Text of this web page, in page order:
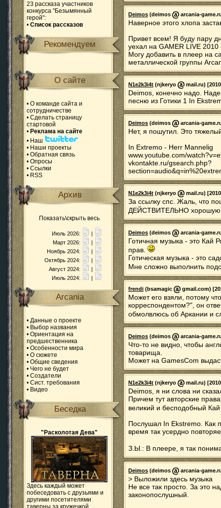
23 рассказа участников
конкурса "Безымянный
герой":
• Список рассказов
Рекомендуем
О сайте
• О команде сайта и
сотрудничестве
• Сделать страницу
стартовой
• Реклама на сайте
• Наш
• Наши проекты
• Обратная связь
• Опросы
• Ссылки
• RSS
Архив
Показать\скрыть весь
Июль 2026:
|
Март 2026:
|
Ноябрь 2024:
|
Октябрь 2024:
|
Август 2024:
|
Июль 2024:
|
Arcania
• Данные о проекте
• Выбор названия
• Ориентация на
предшественника
• Особенности мира
• О сюжете
• Общие сведения
• Чего не будет
• Создатели
• Сист. требования
• Видео
Беседка
"Расколотая Дева"
Здесь каждый может
побеседовать с друзьями и
другими посетителями
таверны за кружечкой
Deimos (deimos arcania-
Наверное этого хлопа
Привет всем! Я буду пару
уехал на GAMER LIVE
Могу добавить в плеер на
металлической группы
N1e2k3i4t (njkeryo mail.ru)
Deimos, конечно надо.
песню из Готики 1 In
Deimos (deimos arcania-
Нет, я пошутил. Это
In Extremo - Herr Mannelig
www.youtube.com/
vkontakte.ru/gsearch.php?
N1e2k3i4t (njkeryo mail.ru)
За ссылку спс. Жаль, что
ДЕЙСТВИТЕЛЬНО хорошую
Deimos (deimos arcania-
Готичная музыка - это Кай
прав.
Готическая музыка - это
Мне сложно выполнить
frendi (bsamagic gmail.com)
Может его взяли, потому
корреспондентом?", он
обмолвлюсь об Аркании и
Deimos (deimos arcania-
Что-то не видно, чтобы
товарища.
Может на GamesCom
N1e2k3i4t (njkeryo mail.ru)
Deimos, я ни слова ни
Причем тут авторские
великий и бесподобный
Послушал In Ekstremo. Как
время так усердно
З.Ы.: В плеере, я так
Deimos (deimos arcania-
> Выложили здесь музыка
Не все так просто. За это
законопослушный.